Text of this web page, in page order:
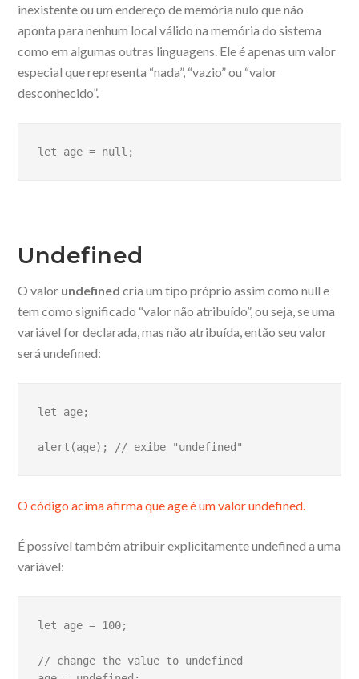
inexistente ou um endereço de memória nulo que não
aponta para nenhum local válido na memória do sistema
como em algumas outras linguagens. Ele é apenas um valor
especial que representa “nada”, “vazio” ou “valor
desconhecido”.
let age = null;
Undefined
O valor undefinedcria um tipo próprio assim como null e
tem como significado “valor não atribuído”, ou seja, se uma
variável for declarada, mas não atribuída, então seu valor
será undefined:
let age;
alert(age); // exibe "undefined"
O código acima afirma que age é um valor undefined.
É possível também atribuir explicitamente undefined a uma
variável:
let age = 100;
// change the value to undefined